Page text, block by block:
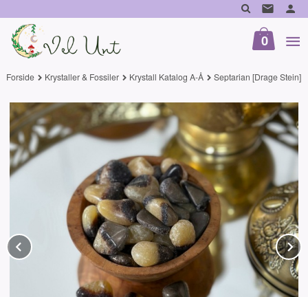
til
innholdet
0
Forside Krystaller & Fossiler Krystall Katalog A-Å Septarian [Drage Stein]
Prev